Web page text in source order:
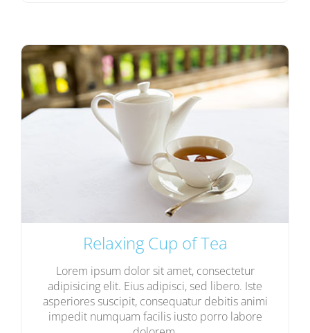
Relaxing Cup of Tea
Lorem ipsum dolor sit amet, consectetur
adipisicing elit. Eius adipisci, sed libero. Iste
asperiores suscipit, consequatur debitis animi
impedit numquam facilis iusto porro labore